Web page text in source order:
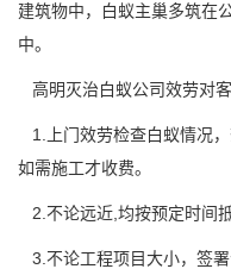
建筑物中，白蚁主巢多筑在
中。
高明灭治白蚁公司效劳对客
1.上门效劳检查白蚁情况，
如需施工才收费。
2.不论远近,均按预定时间抵
3.不论工程项目大小，签署